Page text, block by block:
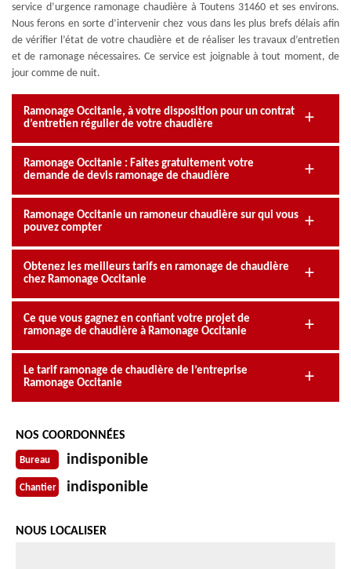
service d’urgence ramonage chaudière à Toutens 31460 et ses environs.
Nous ferons en sorte d’intervenir chez vous dans les plus brefs délais afin
de vérifier l’état de votre chaudière et de réaliser les travaux d’entretien
et de ramonage nécessaires. Ce service est joignable à tout moment, de
jour comme de nuit.
Ramonage Occitanie, à votre disposition pour un contrat
d’entretien régulier de votre chaudière
Ramonage Occitanie : Faites gratuitement votre
demande de devis ramonage de chaudière
Ramonage Occitanie un ramoneur chaudière sur qui vous
pouvez compter
Obtenez les meilleurs tarifs en ramonage de chaudière
chez Ramonage Occitanie
Ce que vous gagnez en confiant votre projet de
ramonage de chaudière à Ramonage Occitanie
Le tarif ramonage de chaudière de l’entreprise
Ramonage Occitanie
NOS COORDONNÉES
Bureau indisponible
Chantier indisponible
NOUS LOCALISER